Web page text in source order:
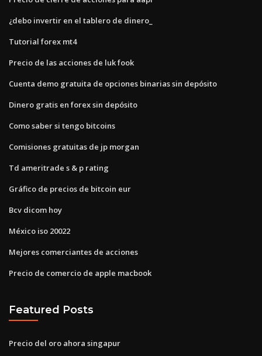
¿debo invertir en el tablero de dinero_
Tutorial forex mt4
Precio de las acciones de luk fook
Cuenta demo gratuita de opciones binarias sin depósito
Dinero gratis en forex sin depósito
Como saber si tengo bitcoins
Comisiones gratuitas de jp morgan
Td ameritrade s & p rating
Gráfico de precios de bitcoin eur
Bcv dicom hoy
México iso 20022
Mejores comerciantes de acciones
Precio de comercio de apple macbook
Featured Posts
Precio del oro ahora singapur